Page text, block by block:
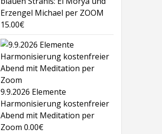
Erzengel Michael per ZOOM
15.00€
9.9.2026 Elemente
Harmonisierung kostenfreier
Abend mit Meditation per
Zoom 0.00€